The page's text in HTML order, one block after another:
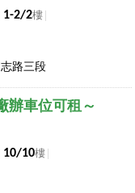
1-2/2樓
路三段
辦車位可租～
10/10樓